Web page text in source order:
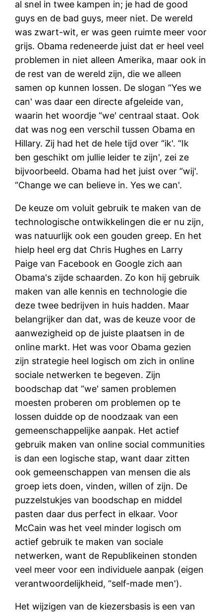
al snel in twee kampen in; je had de good
guys en de bad guys, meer niet. De wereld
was zwart-wit, er was geen ruimte meer voor
grijs. Obama redeneerde juist dat er heel veel
problemen in niet alleen Amerika, maar ook in
de rest van de wereld zijn, die we alleen
samen op kunnen lossen. De slogan “Yes we
can' was daar een directe afgeleide van,
waarin het woordje “we' centraal staat. Ook
dat was nog een verschil tussen Obama en
Hillary. Zij had het de hele tijd over “ik'. “Ik
ben geschikt om jullie leider te zijn', zei ze
bijvoorbeeld. Obama had het juist over “wij'.
“Change we can believe in. Yes we can'.
De keuze om voluit gebruik te maken van de
technologische ontwikkelingen die er nu zijn,
was natuurlijk ook een gouden greep. En het
hielp heel erg dat Chris Hughes en Larry
Paige van Facebook en Google zich aan
Obama's zijde schaarden. Zo kon hij gebruik
maken van alle kennis en technologie die
deze twee bedrijven in huis hadden. Maar
belangrijker dan dat, was de keuze voor de
aanwezigheid op de juiste plaatsen in de
online markt. Het was voor Obama gezien
zijn strategie heel logisch om zich in online
sociale netwerken te begeven. Zijn
boodschap dat “we' samen problemen
moesten proberen om problemen op te
lossen duidde op de noodzaak van een
gemeenschappelijke aanpak. Het actief
gebruik maken van online social communities
is dan een logische stap, want daar zitten
ook gemeenschappen van mensen die als
groep iets doen, vinden, willen of zijn. De
puzzelstukjes van boodschap en middel
pasten daar dus perfect in elkaar. Voor
McCain was het veel minder logisch om
actief gebruik te maken van sociale
netwerken, want de Republikeinen stonden
veel meer voor een individuele aanpak (eigen
verantwoordelijkheid, “self-made men').
Het wijzigen van de kiezersbasis is een van